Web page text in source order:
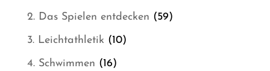
2. Das Spielen entdecken 5959
3. Leichtathletik 1010
4. Schwimmen 1616